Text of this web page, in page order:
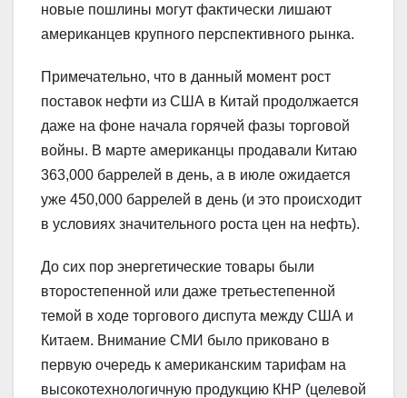
новые пошлины могут фактически лишают
американцев крупного перспективного рынка.
Примечательно, что в данный момент рост
поставок нефти из США в Китай продолжается
даже на фоне начала горячей фазы торговой
войны. В марте американцы продавали Китаю
363,000 баррелей в день, а в июле ожидается
уже 450,000 баррелей в день (и это происходит
в условиях значительного роста цен на нефть).
До сих пор энергетические товары были
второстепенной или даже третьестепенной
темой в ходе торгового диспута между США и
Китаем. Внимание СМИ было приковано в
первую очередь к американским тарифам на
высокотехнологичную продукцию КНР (целевой